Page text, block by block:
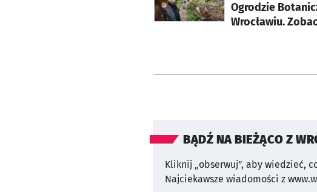
Ogrodzie
Wrocławiu.
BĄDŹ NA BIEŻĄCO Z
Kliknij „obserwuj”, aby wiedzieć,
Najciekawsze wiadomości z